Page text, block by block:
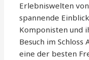
Erlebniswelten
spannende
Komponisten und
Besuch im
eine der besten